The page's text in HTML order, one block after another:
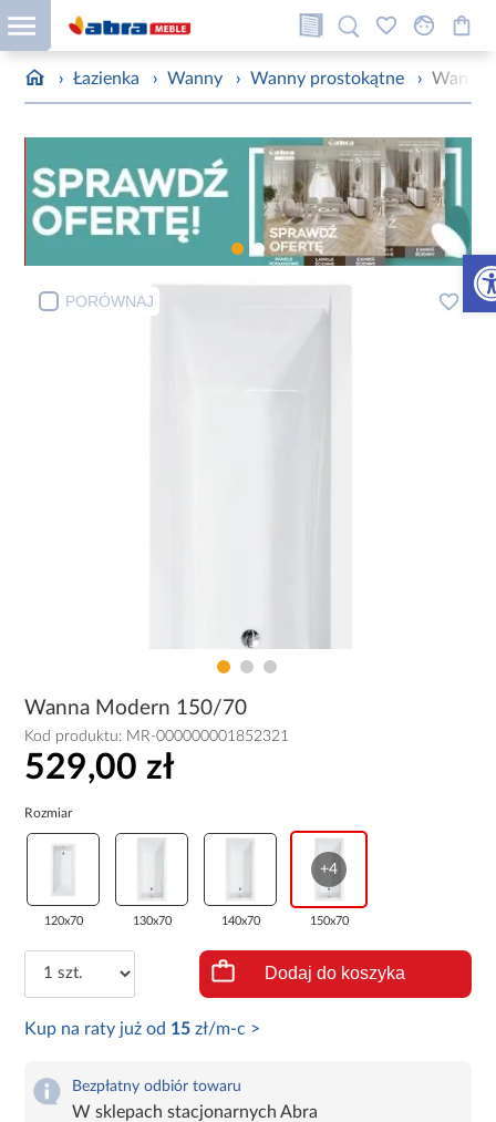
› Łazienka › Wanny › Wanny prostokątne › Wanna
PORÓWNAJ
Wanna Modern 150/70
Kod produktu: MR-000000001852321
529,00 zł
Rozmiar
120x70 130x70 140x70
+4
150x70
Dodaj do koszyka
Kup na raty już od 15 zł/m-c >
Bezpłatny odbiór towaru
W sklepach stacjonarnych Abra